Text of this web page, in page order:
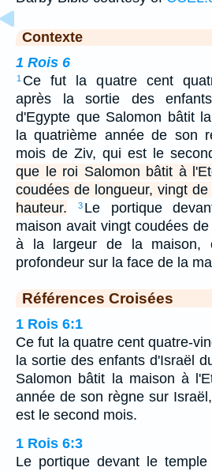
Contexte
1 Rois 6
1 Ce fut la quatre cent
après la sortie des
d'Egypte que Salomon bâtit
la quatrième année de son
mois de Ziv, qui est le
que le roi Salomon bâtit à
coudées de longueur, vingt
hauteur.
3 Le portique
maison avait vingt coudées
à la largeur de la maison,
profondeur sur la face de la
Références Croisées
1 Rois 6:1
Ce fut la quatre cent quatre-
la sortie des enfants d'Israël
Salomon bâtit la maison à
année de son règne sur
est le second mois.
1 Rois 6:3
Le portique devant le